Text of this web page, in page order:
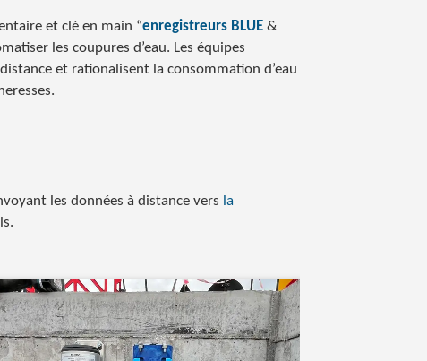
et clé en main “enregistreurs BLUE &
les coupures d’eau. Les équipes
et rationalisent la consommation d’eau
les données à distance vers la